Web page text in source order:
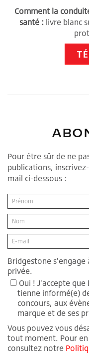
Comment la
santé : livre blanc
Pour être sûr de ne
publications,
mail ci-dessous :
Bridgestone s'engage à protéger et à respecter votre vie
privée.
Oui ! J'accepte
tienne informé(e)
concours, aux
marque et de ses
Vous pouvez vous
tout moment. Pour
consultez notre